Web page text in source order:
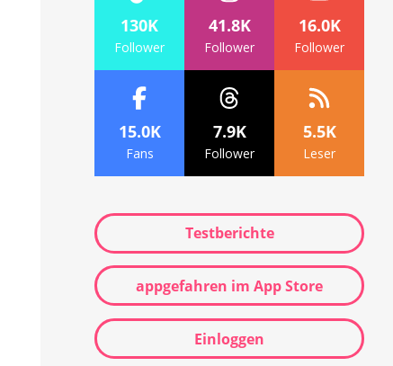
130K
Follower
41.8K
Follower
16.0K
Follower
15.0K
Fans
7.9K
Follower
5.5K
Leser
Testberichte
appgefahren im App Store
Einloggen